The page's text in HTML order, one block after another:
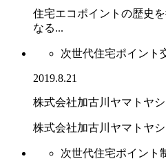
住宅エコポイントの歴史
なる...
次世代住宅ポイント
2019.8.21
株式会社加古川ヤマトヤ
株式会社加古川ヤマトヤ
次世代住宅ポイント